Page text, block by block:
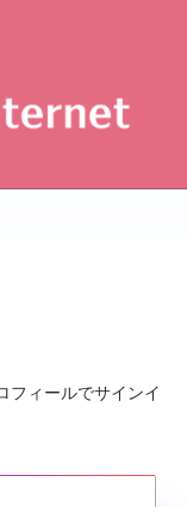
フィールでサインイ